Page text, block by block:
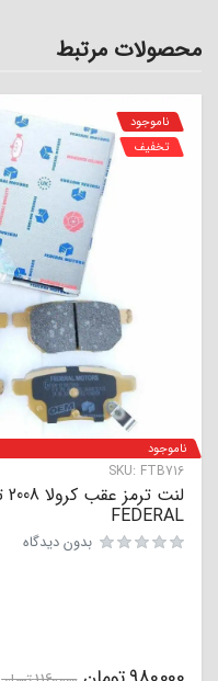
محصولات مرتبط
ناموجود
SKU: FTB716
ناموجود
تخفیف
FEDERAL
بدون دیدگاه